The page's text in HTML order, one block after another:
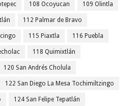
108 Ocoyucan 109 Olintla
112 Palmar de Bravo
115 Piaxtla 116 Puebla
118 Quimixtlán
120 San Andrés Cholula
122 San Diego La Mesa Tochimiltzingo
124 San Felipe Tepatlán